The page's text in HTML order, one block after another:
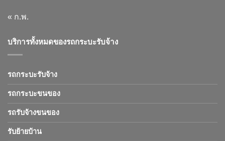
« ก.พ.
บริการทั้งหมดของรถกระบะรับจ้าง
รถกระบะรับจ้าง
รถกระบะขนของ
รถรับจ้างขนของ
รับย้ายบ้าน